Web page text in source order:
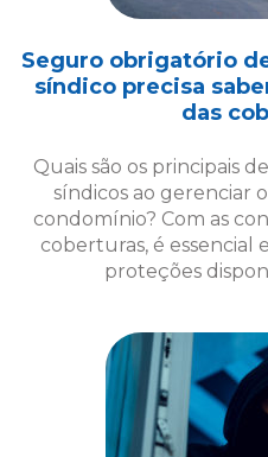
síndicos ao gerenciar
coberturas, é essencial
proteções